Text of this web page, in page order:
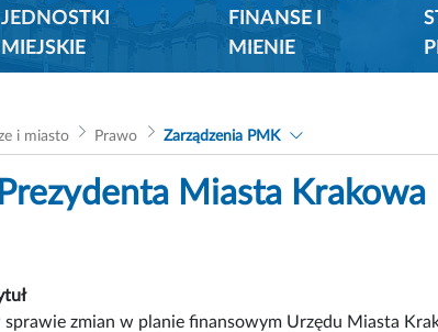
JEDNOSTKI
MIEJSKIE
FINANSE I
MIENIE
i miasto Prawo Zarządzenia PMK
Miasta Krakowa
sprawie zmian w planie finansowym Urzędu Miasta